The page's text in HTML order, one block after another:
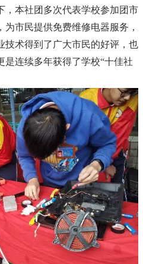
，本社团多次代表学校参加团市
市民提供免费维修电器服务，
技术得到了广大市民的好评，也
是连续多年获得了学校“十佳社